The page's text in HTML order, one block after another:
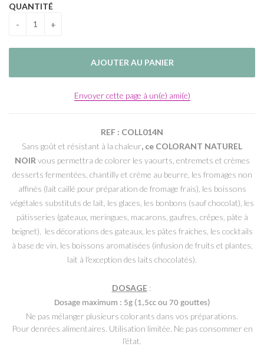
QUANTITÉ
Envoyer cette page à un(e) ami(e)
REF : COLL014N
Sans goût et résistant à la chaleur, ce COLORANT NATUREL
NOIR vous permettra de colorer les yaourts, entremets et crèmes
desserts fermentées, chantilly et crème au beurre, les fromages non
affinés (lait caillé pour préparation de fromage frais), les boissons
végétales substituts de lait, les glaces, les bonbons (sauf chocolat), les
pâtisseries (gateaux, meringues, macarons, gaufres, crêpes, pâte à
beignet), les décorations des gateaux, les pâtes fraiches, les cocktails
à base de vin, les boissons aromatisées (infusion de fruits et plantes,
lait à l'exception des laits chocolatés).
DOSAGE:
Dosage maximum : 5g (1,5cc ou 70 gouttes)
Ne pas mélanger plusieurs colorants dans vos préparations.
Pour denrées alimentaires. Utilisation limitée. Ne pas consommer en
l'état.